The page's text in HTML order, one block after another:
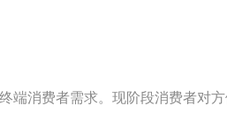
端消费者需求。现阶段消费者对